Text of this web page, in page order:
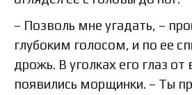
– Позволь мне угадать, –
глубоким голосом, и по ее
дрожь. В уголках его глаз от
появились морщинки. – Ты